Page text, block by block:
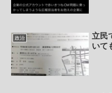
政治
立民
いて